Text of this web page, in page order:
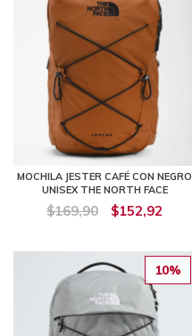
MOCHILA JESTER CAFÉ CON NEGRO
UNISEX THE NORTH FACE
$169,90 $152,92
10%